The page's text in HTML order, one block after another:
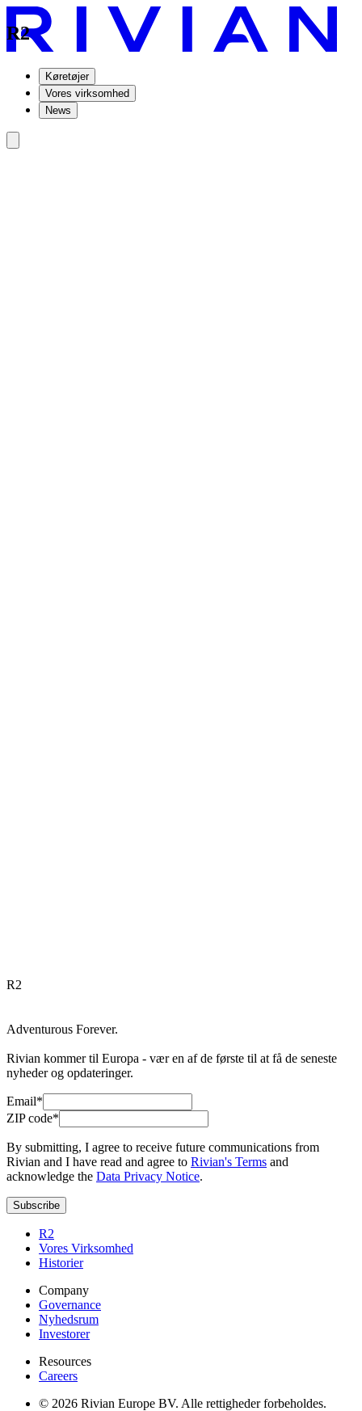
Køretøjer
Vores virksomhed
News
R2
R2
Adventurous Forever.
Rivian kommer til Europa - vær en af de første til at få de seneste
nyheder og opdateringer.
Email*
ZIP code*
By submitting, I agree to receive future communications from
Rivian and I have read and agree to Rivian's Terms and
acknowledge the Data Privacy Notice.
Subscribe
R2
Vores Virksomhed
Historier
Company
Governance
Nyhedsrum
Investorer
Resources
Careers
© 2026 Rivian Europe BV. Alle rettigheder forbeholdes.